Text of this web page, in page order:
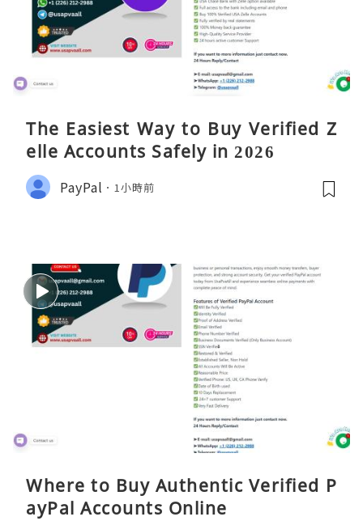
The Easiest Way to Buy Verified Z
elle Accounts Safely in 2026
PayPal 1小時前
Where to Buy Authentic Verified P
ayPal Accounts Online